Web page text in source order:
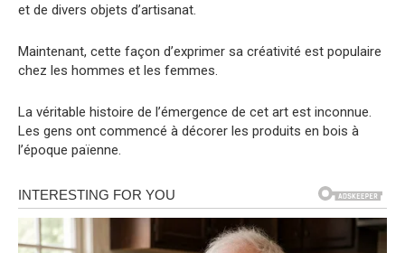
et de divers objets d’artisanat.
Maintenant, cette façon d’exprimer sa créativité est populaire
chez les hommes et les femmes.
La véritable histoire de l’émergence de cet art est inconnue.
Les gens ont commencé à décorer les produits en bois à
l’époque païenne.